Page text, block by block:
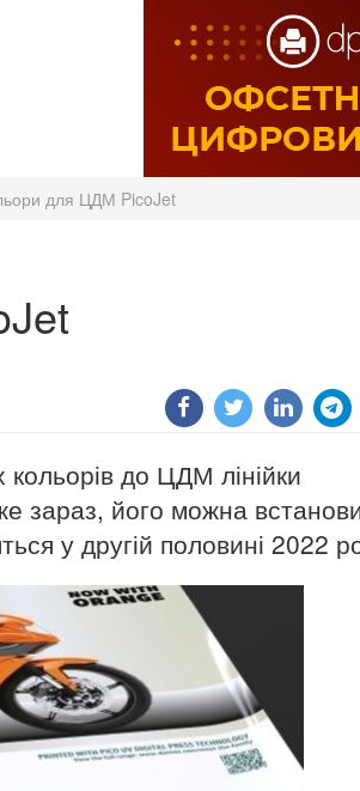
для ЦДМ PicoJet
до ЦДМ лінійки
зараз, його можна
у другій половині 2022